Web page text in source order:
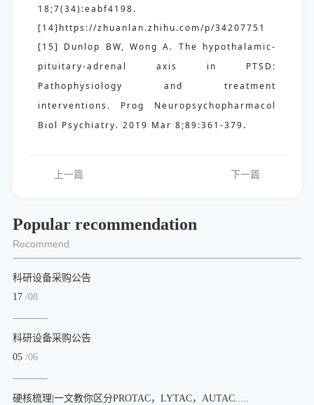
18;7(34):eabf4198.
[14]https://zhuanlan.zhihu.com/p/34207751
[15] Dunlop BW, Wong A. The hypothalamic-
pituitary-adrenal axis in PTSD:
Pathophysiology and treatment
interventions. Prog Neuropsychopharmacol
Biol Psychiatry. 2019 Mar 8;89:361-379.
上一篇 下一篇
Popular recommendation
Recommend
科研设备采购公告
17 /08
科研设备采购公告
05 /06
硬核梳理|一文教你区分PROTAC，LYTAC，AUTAC.....